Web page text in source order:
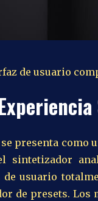
de usuario
se presenta como
sintetizador
usuario
de presets.